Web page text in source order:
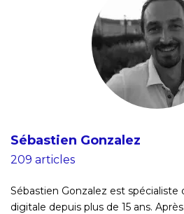
Sébastien Gonzalez
209 articles
Sébastien Gonzalez est
digitale depuis plus de 15 ans.